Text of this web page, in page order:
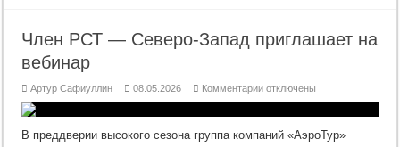
Член РСТ — Северо-Запад приглашает на
вебинар
Артур Сафиуллин 08.05.2026 Комментариик
РСТ
Северо-
отключены
В преддверии высокого сезона группа компаний «АэроТур»